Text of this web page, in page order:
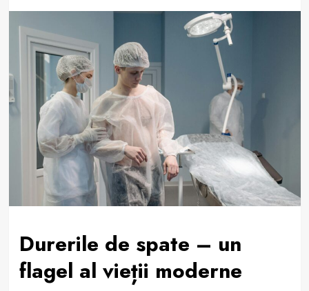
Durerile de spate – un
flagel al vieții moderne